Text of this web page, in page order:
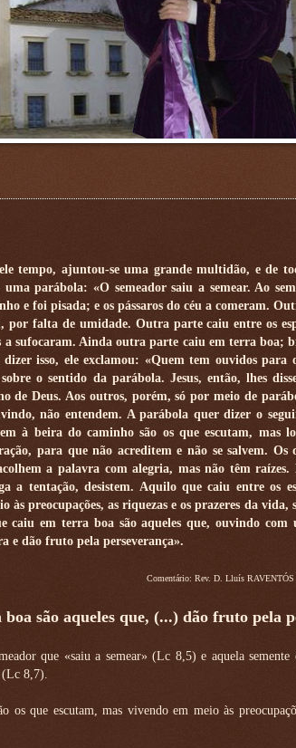
tempo, ajuntou-se uma grande multidão, e de
uma parábola: «O semeador saiu a semear. Ao
e foi pisada; e os pássaros do céu a comeram.
por falta de umidade. Outra parte caiu entre os
a sufocaram. Ainda outra parte caiu em terra boa;
isso, ele exclamou: «Quem tem ouvidos para
o sentido da parábola. Jesus, então, lhes
de Deus. Aos outros, porém, só por meio de
não entendem. A parábola quer dizer o
à beira do caminho são os que escutam, mas
para que não acreditem e não se salvem. Os
a palavra com alegria, mas não têm
a tentação, desistem. Aquilo que caiu entre os
às preocupações, as riquezas e os prazeres da vida,
caiu em terra boa são aqueles que, ouvindo com
e dão fruto pela perseverança».
Comentário: Rev. D. Lluís RAVENTÓS
são aqueles que, (...) dão fruto pela
que «saiu a semear» (Lc 8,5) e aquela semente
8,7).
que escutam, mas vivendo em meio às